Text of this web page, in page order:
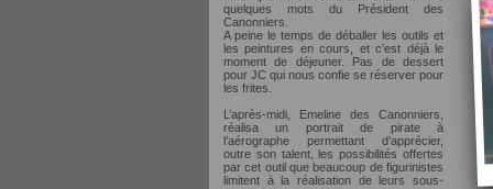
quelques mots du Président des
Canonniers.
A peine le temps de déballer les outils et
les peintures en cours, et c’est déjà le
moment de déjeuner. Pas de dessert
pour JC qui nous confie se réserver pour
les frites.
L’après-midi, Emeline des Canonniers,
réalisa un portrait de pirate à
l’aérographe permettant d’apprécier,
outre son talent, les possibilités offertes
par cet outil que beaucoup de figurinistes
limitent à la réalisation de leurs sous-